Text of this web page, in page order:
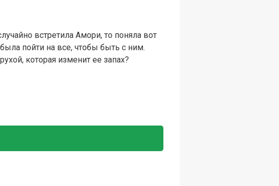
встретила Амори, то поняла вот
пойти на все, чтобы быть с ним.
которая изменит ее запах?